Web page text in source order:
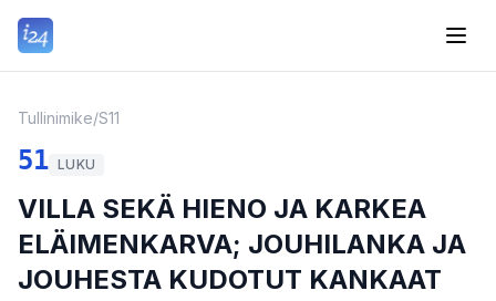
Tullinimike/S11
51 LUKU
VILLA SEKÄ HIENO JA KARKEA
ELÄIMENKARVA; JOUHILANKA JA
JOUHESTA KUDOTUT KANKAAT